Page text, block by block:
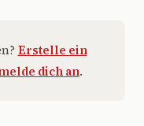
Erstelle ein
dich an.